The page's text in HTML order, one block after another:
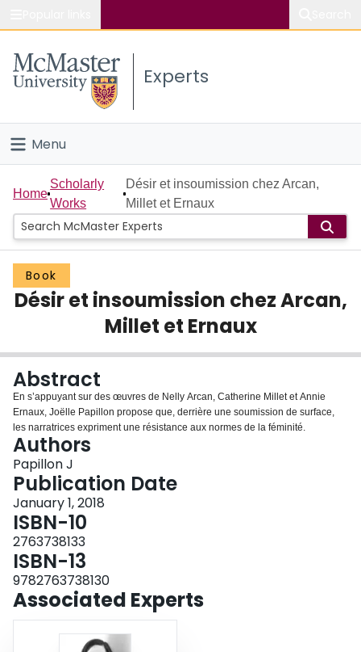
Study
Connect
Experts
Menu
Home
People
Groups
Scholarly Works
Login
Home
Scholarly
Works
Désir et insoumission chez Arcan,
Millet et Ernaux
Book
Désir et insoumission chez Arcan,
Millet et Ernaux
Abstract
En s’appuyant sur des œuvres de Nelly Arcan, Catherine Millet et Annie
Ernaux, Joëlle Papillon propose que, derrière une soumission de surface,
les narratrices expriment une résistance aux normes de la féminité.
Authors
Papillon J
Publication Date
January 1, 2018
ISBN-10
2763738133
ISBN-13
9782763738130
Associated Experts